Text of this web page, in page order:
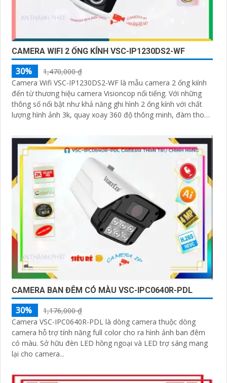
CAMERA WIFI 2 ỐNG KÍNH VSC-IP1230DS2-WF
30%
1,470,000 ₫
Camera Wifi VSC-IP1230DS2-WF là mẫu camera 2 ống kiính
đến từ thương hiệu camera Visioncop nổi tiếng. Với những
thông số nổi bật như khả năng ghi hình 2 ống kính với chất
lượng hình ảnh 3k, quay xoay 360 độ thông minh, đàm thoại
CAMERA BAN ĐÊM CÓ MÀU VSC-IPC0640R-PDL
30%
1,176,000 ₫
Camera VSC-IPC0640R-PDL là dòng camera thuộc dòng
camera hỗ trợ tính năng full color cho ra hình ảnh ban đêm
có màu. Sở hữu đèn LED hồng ngoại và LED trợ sáng mang
lại cho camera...